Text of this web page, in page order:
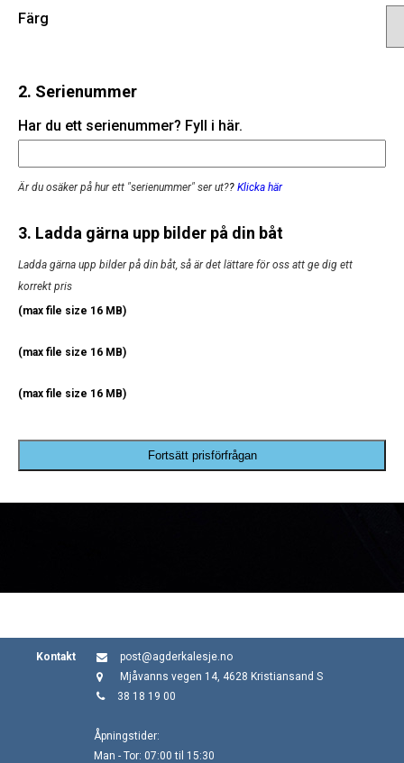
Färg
2. Serienummer
Har du ett serienummer? Fyll i här.
Är du osäker på hur ett "serienummer" ser ut?? Klicka här
3. Ladda gärna upp bilder på din båt
Ladda gärna upp bilder på din båt, så är det lättare för oss att ge dig ett
korrekt pris
(max file size 16 MB)
(max file size 16 MB)
(max file size 16 MB)
Fortsätt prisförfrågan
Kontakt
post@agderkalesje.no
Mjåvanns vegen 14, 4628 Kristiansand S
38 18 19 00
Åpningstider:
Man - Tor: 07:00 til 15:30